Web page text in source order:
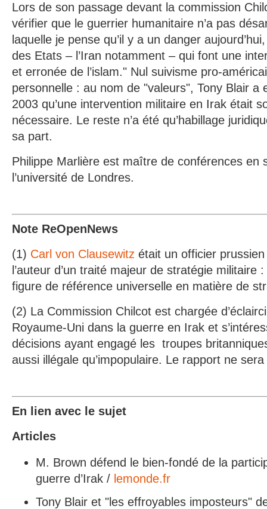
Lors de son passage devant la commission
vérifier que le guerrier humanitaire n’a pas
laquelle je pense qu’il y a un danger
des Etats – l’Iran notamment – qui font une
et erronée de l’islam." Nul suivisme pro-
personnelle : au nom de "valeurs", Tony Blair a
2003 qu’une intervention militaire en Irak était
nécessaire. Le reste n’a été qu’habillage
sa part.
Philippe Marlière est maître de conférences en
l’université de Londres.
Note ReOpenNews
(1) Carl von Clausewitz était un officier
l’auteur d’un traité majeur de stratégie militaire :
figure de référence universelle en matière de
(2) La Commission Chilcot est chargée
Royaume-Uni dans la guerre en Irak et
décisions ayant engagé les troupes
aussi illégale qu’impopulaire. Le rapport ne
En lien avec le sujet
Articles
M. Brown défend le bien-fondé de la
guerre d’Irak / lemonde.fr
Tony Blair et "les effroyables imposteurs"